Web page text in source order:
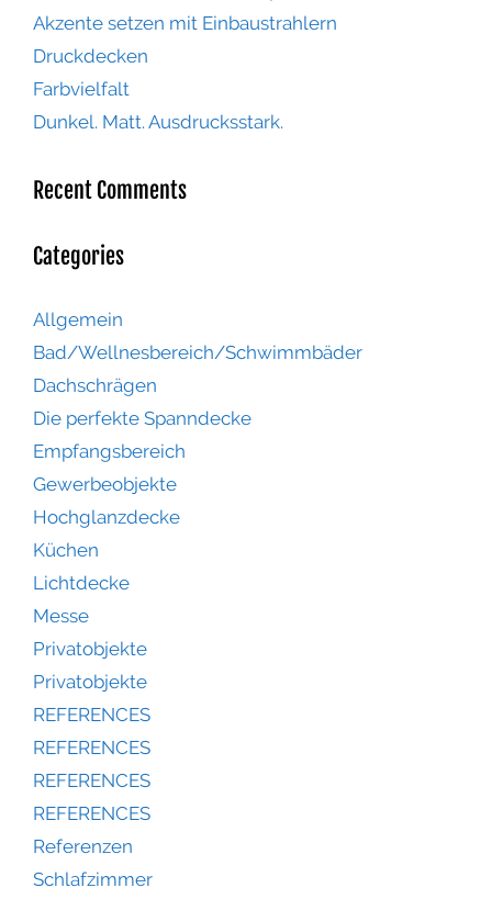
Akzente setzen mit Einbaustrahlern
Druckdecken
Farbvielfalt
Dunkel. Matt. Ausdrucksstark.
Recent Comments
Categories
Allgemein
Bad/Wellnesbereich/Schwimmbäder
Dachschrägen
Die perfekte Spanndecke
Empfangsbereich
Gewerbeobjekte
Hochglanzdecke
Küchen
Lichtdecke
Messe
Privatobjekte
Privatobjekte
REFERENCES
REFERENCES
REFERENCES
REFERENCES
Referenzen
Schlafzimmer